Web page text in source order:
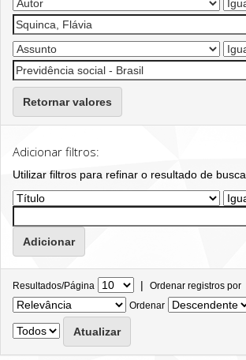
Retornar valores
Adicionar filtros:
Utilizar filtros para refinar o resultado de busca.
Resultados/Página | Ordenar registros por
Ordenar